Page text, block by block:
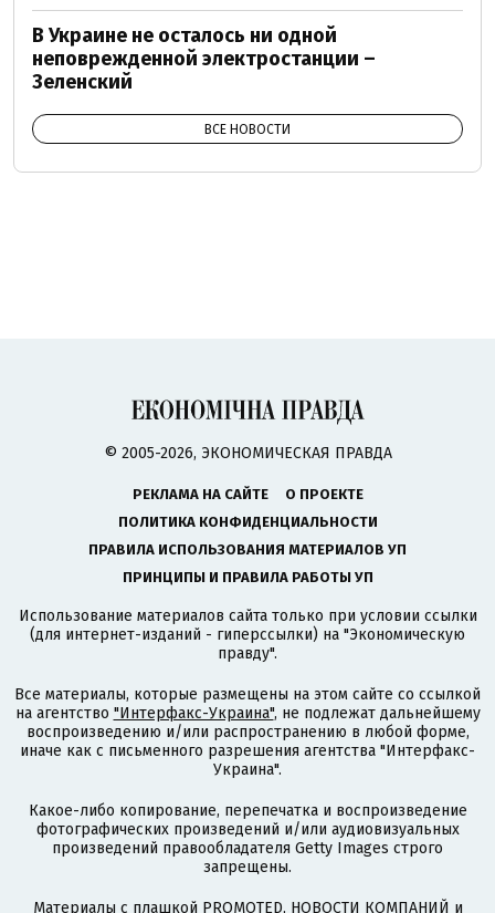
В Украине не осталось ни одной
неповрежденной электростанции –
Зеленский
ВСЕ НОВОСТИ
© 2005-2026, ЭКОНОМИЧЕСКАЯ ПРАВДА
РЕКЛАМА НА САЙТЕ
О ПРОЕКТЕ
ПОЛИТИКА КОНФИДЕНЦИАЛЬНОСТИ
ПРАВИЛА ИСПОЛЬЗОВАНИЯ МАТЕРИАЛОВ УП
ПРИНЦИПЫ И ПРАВИЛА РАБОТЫ УП
Использование материалов сайта только при условии ссылки
(для интернет-изданий - гиперссылки) на "Экономическую
правду".
Все материалы, которые размещены на этом сайте со ссылкой
на агентство "Интерфакс-Украина", не подлежат дальнейшему
воспроизведению и/или распространению в любой форме,
иначе как с письменного разрешения агентства "Интерфакс-
Украина".
Какое-либо копирование, перепечатка и воспроизведение
фотографических произведений и/или аудиовизуальных
произведений правообладателя Getty Images строго
запрещены.
Материалы с плашкой PROMOTED, НОВОСТИ КОМПАНИЙ и